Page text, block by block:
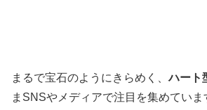
まるで宝石のようにきらめく、ハート
まSNSやメディアで注目を集めてい